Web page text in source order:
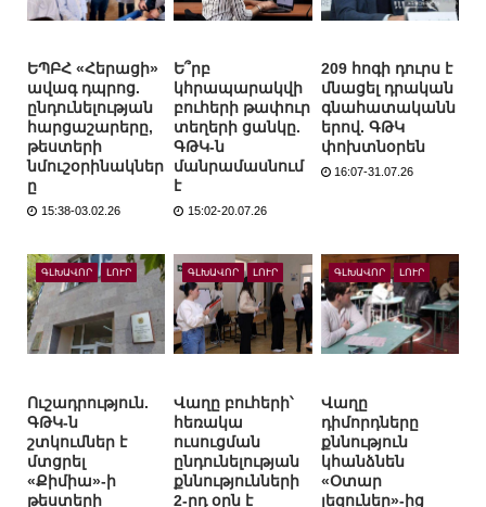
ԵՊԲՀ «Հերացի»
ավագ դպրոց.
ընդունելության
հարցաշարերը,
թեստերի
նմուշօրինակներ
ը
15:38-03.02.26
Ե՞րբ
կհրապարակվի
բուհերի թափուր
տեղերի ցանկը.
ԳԹԿ-ն
մանրամասնում
է
15:02-20.07.26
209 հոգի դուրս է
մնացել դրական
գնահատականն
երով. ԳԹԿ
փոխտնօրեն
16:07-31.07.26
ԳԼԽԱՎՈՐ ԼՈՒՐ
Ուշադրություն.
ԳԹԿ-ն
շտկումներ է
մտցրել
«Քիմիա»-ի
թեստերի
ԳԼԽԱՎՈՐ ԼՈՒՐ
Վաղը բուհերի՝
հեռակա
ուսուցման
ընդունելության
քննությունների
2-րդ օրն է
ԳԼԽԱՎՈՐ ԼՈՒՐ
Վաղը
դիմորդները
քննություն
կհանձնեն
«Օտար
լեզուներ»-ից